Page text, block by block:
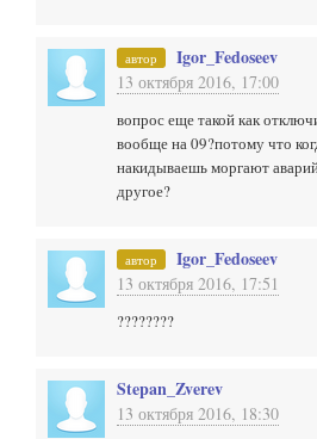
автор Igor_Fedoseev
13 октября 2016, 17:00
вопрос еще такой как
вообще на 09?потому что
накидываешь моргают
другое?
автор Igor_Fedoseev
13 октября 2016, 17:51
????????
Stepan_Zverev
13 октября 2016, 18:30